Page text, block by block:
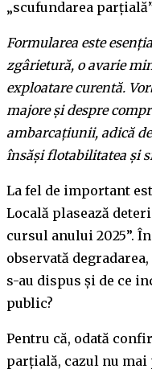
„scufundarea
Formularea este
zgârietură, o avarie
exploatare curentă.
majore și despre
ambarcațiunii, adică
însăși flotabilitatea și
La fel de important
Locală plasează
cursul anului 2025”.
observată
s-au dispus și de ce
public?
Pentru că, odată
parțială, cazul nu